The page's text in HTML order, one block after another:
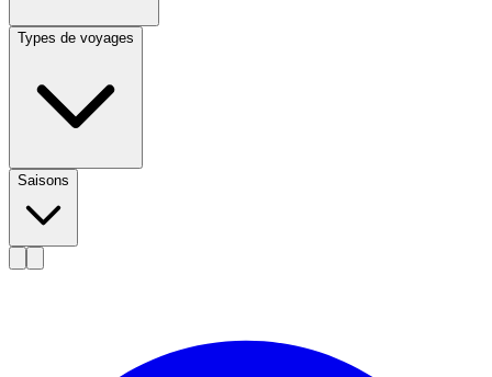
Types de voyages
Saisons